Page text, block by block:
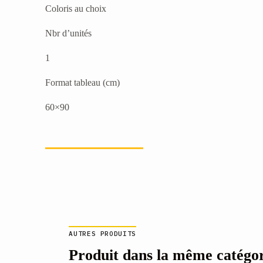
Coloris au choix
Nbr d’unités
1
Format tableau (cm)
60×90
AUTRES PRODUITS
Produit dans la même